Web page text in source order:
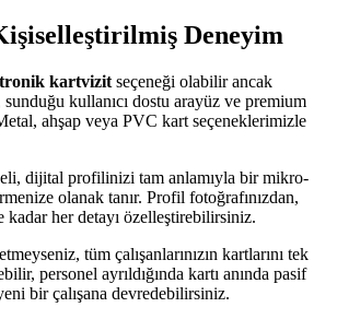
Deneyim
kartvizit seçeneği olabilir ancak
sunduğu kullanıcı dostu arayüz ve premium
ahşap veya PVC kart seçeneklerimizle
dijital profilinizi tam anlamıyla bir mikro-
olanak tanır. Profil fotoğrafınızdan,
her detayı özelleştirebilirsiniz.
tüm çalışanlarınızın kartlarını tek
personel ayrıldığında kartı anında pasif
bir çalışana devredebilirsiniz.